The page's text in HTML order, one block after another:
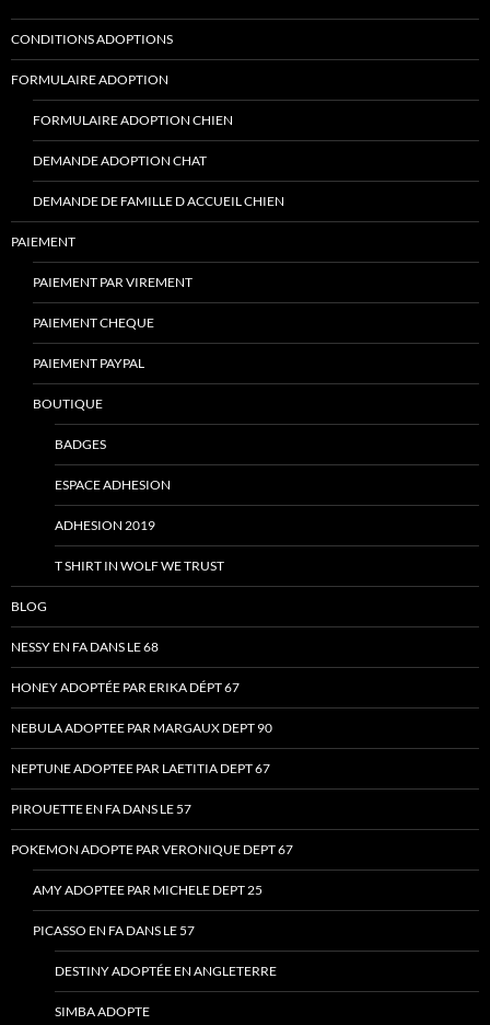
CONDITIONS ADOPTIONS
FORMULAIRE ADOPTION
FORMULAIRE ADOPTION CHIEN
DEMANDE ADOPTION CHAT
DEMANDE DE FAMILLE D ACCUEIL CHIEN
PAIEMENT
PAIEMENT PAR VIREMENT
PAIEMENT CHEQUE
PAIEMENT PAYPAL
BOUTIQUE
BADGES
ESPACE ADHESION
ADHESION 2019
T SHIRT IN WOLF WE TRUST
BLOG
NESSY EN FA DANS LE 68
HONEY ADOPTÉE PAR ERIKA DÉPT 67
NEBULA ADOPTEE PAR MARGAUX DEPT 90
NEPTUNE ADOPTEE PAR LAETITIA DEPT 67
PIROUETTE EN FA DANS LE 57
POKEMON ADOPTE PAR VERONIQUE DEPT 67
AMY ADOPTEE PAR MICHELE DEPT 25
PICASSO EN FA DANS LE 57
DESTINY ADOPTÉE EN ANGLETERRE
SIMBA ADOPTE